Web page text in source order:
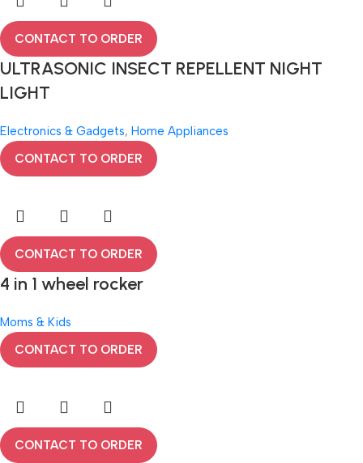
CONTACT TO ORDER
ULTRASONIC INSECT REPELLENT NIGHT
LIGHT
Electronics & Gadgets, Home Appliances
CONTACT TO ORDER
CONTACT TO ORDER
4 in 1 wheel rocker
Moms & Kids
CONTACT TO ORDER
CONTACT TO ORDER